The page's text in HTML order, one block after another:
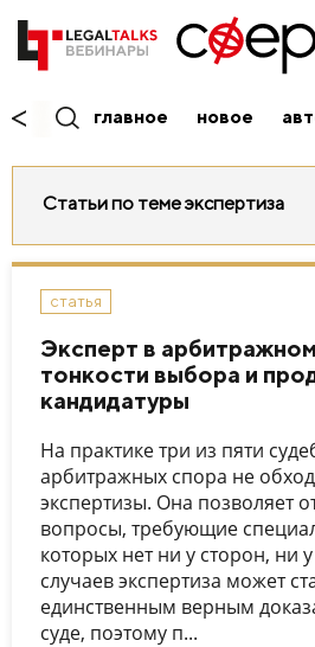
главное новое
Статьи по теме экспертиза
статья
Эксперт в
тонкости выбора и
кандидатуры
На практике три из пяти
арбитражных спора не
экспертизы. Она позволяет
вопросы, требующие
которых нет ни у сторон, ни
случаев экспертиза может
единственным верным
суде, поэтому п...